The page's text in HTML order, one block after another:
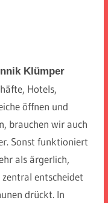
Klümper
Hotels,
öffnen und
brauchen wir auch
Sonst funktioniert
als ärgerlich,
entscheidet
drückt. In